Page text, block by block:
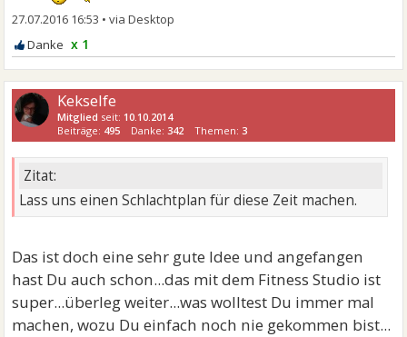
27.07.2016 16:53 •
x 1
Kekselfe
Mitglied seit: 10.10.2014
Beiträge: 495 Danke:342 Themen:3
Zitat:
Lass uns einen Schlachtplan für diese Zeit machen.
Das ist doch eine sehr gute Idee und angefangen
hast Du auch schon...das mit dem Fitness Studio ist
super...überleg weiter...was wolltest Du immer mal
machen, wozu Du einfach noch nie gekommen bist...